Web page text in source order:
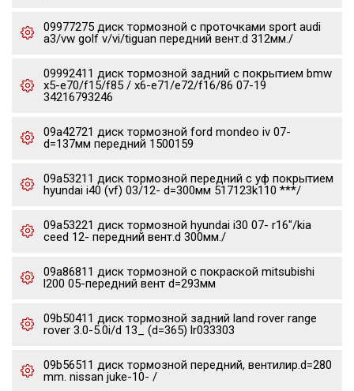
09977275 диск тормозной c проточками sport audi
a3/vw golf v/vi/tiguan передний вент.d 312мм./
09992411 диск тормозной задний с покрытием bmw
x5-e70/f15/f85 / x6-e71/e72/f16/86 07-19
34216793246
09a42721 диск тормозной ford mondeo iv 07-
d=137мм передний 1500159
09a53211 диск тормозной передний с уф покрытием
hyundai i40 (vf) 03/12- d=300мм 517123k110 ***/
09a53221 диск тормозной hyundai i30 07- r16"/kia
ceed 12- передний вент.d 300мм./
09a86811 диск тормозной с покраской mitsubishi
l200 05-передний вент d=293мм
09b50411 диск тормозной задний land rover range
rover 3.0-5.0i/d 13_ (d=365) lr033303
09b56511 диск тормозной передний, вентилир.d=280
mm. nissan juke-10- /